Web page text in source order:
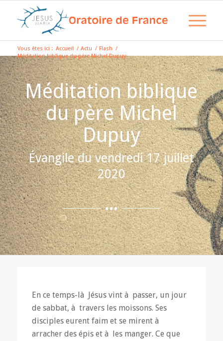
Vous êtes ici : Accueil / Actu / Flash /
Méditation biblique du père Michel Dupuy
Méditation biblique
du père Michel
Dupuy
Évangile du vendredi 17 juillet
2020
En ce temps-là Jésus vint à passer, un jour
de sabbat, à travers les moissons. Ses
disciples eurent faim et se mirent à
arracher des épis et à les manger. Ce que